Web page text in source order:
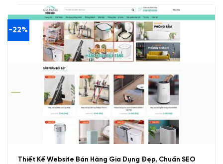
-22%
Thiết Kế Website Bán Hàng Gia Dụng Đẹp, Chuẩn SEO